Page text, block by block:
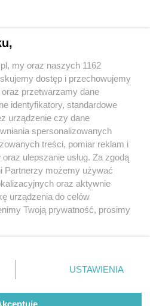
policja publikuje jego
w rosmanie
regulamin korzystania z portali
Skontakuj sięz nami
Kontakt
Wydawca
Redakcja
my oraz naszych 1162
dostęp i przechowujemy
przetwarzamy dane
identyfikatory, standardowe
urządzenie czy dane
spersonalizowanych
treści, pomiar reklam i
ulepszanie usług. Za zgodą
Partnerzy możemy używać
oraz aktywnie
urządzenia do celów
Twoją prywatność, prosimy
w lewym dolnym rogu strony
danych nie wymagają
prawo sprzeciwić się
będą miały
USTAWIENIA